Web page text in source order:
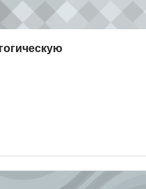
основы и технологии